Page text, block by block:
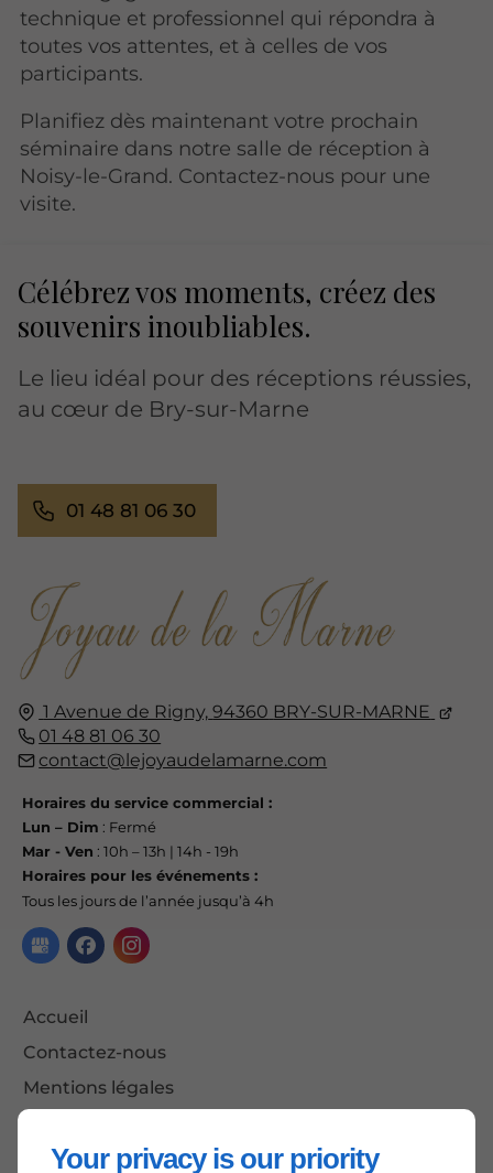
Your privacy is our priority
technique et professionnel qui répondra à
toutes vos attentes, et à celles de vos
participants.
Planifiez dès maintenant votre prochain
séminaire dans notre salle de réception à
Noisy-le-Grand. Contactez-nous pour une
visite.
1 Avenue de Rigny, 94360 BRY-SUR-MARNE
01 48 81 06 30
contact@lejoyaudelamarne.com
Horaires du service commercial :
Lun – Dim : Fermé
Mar - Ven : 10h – 13h | 14h - 19h
Horaires pour les événements :
Tous les jours de l’année jusqu’à 4h
Accueil
Contactez-nous
Mentions légales
Célébrez vos moments, créez des
souvenirs inoubliables.
Le lieu idéal pour des réceptions réussies,
au cœur de Bry-sur-Marne
01 48 81 06 30